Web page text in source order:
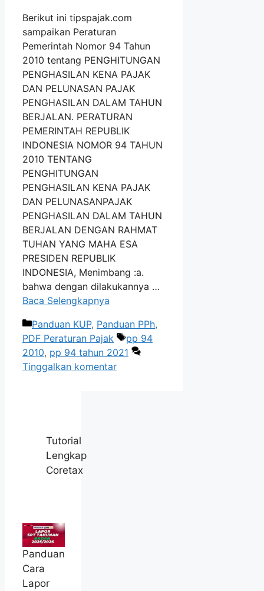
Berikut ini tipspajak.com
sampaikan Peraturan
Pemerintah Nomor 94 Tahun
2010 tentang PENGHITUNGAN
PENGHASILAN KENA PAJAK
DAN PELUNASAN PAJAK
PENGHASILAN DALAM TAHUN
BERJALAN. PERATURAN
PEMERINTAH REPUBLIK
INDONESIA NOMOR 94 TAHUN
2010 TENTANG
PENGHITUNGAN
PENGHASILAN KENA PAJAK
DAN PELUNASANPAJAK
PENGHASILAN DALAM TAHUN
BERJALAN DENGAN RAHMAT
TUHAN YANG MAHA ESA
PRESIDEN REPUBLIK
INDONESIA, Menimbang :a.
bahwa dengan dilakukannya …
Baca Selengkapnya
Kategori
Panduan KUP, Panduan PPh,
PDF Peraturan Pajak
Tag
pp 94
2010, pp 94 tahun 2021
Tinggalkan komentar
Tutorial
Lengkap
Coretax
Panduan
Cara
Lapor